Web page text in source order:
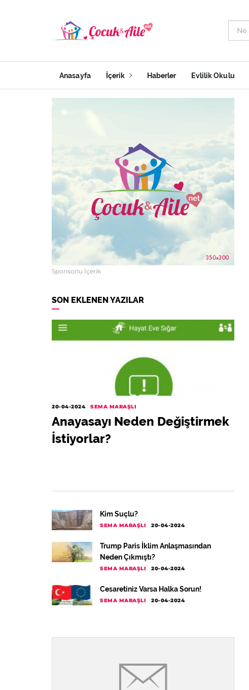
Anasayfa İçerik Haberler Evlilik Okulu
Sponsorlu İçerik
SON EKLENEN YAZILAR
20-04-2024 SEMA MARAŞLI
Anayasayı Neden Değiştirmek
İstiyorlar?
Kim Suçlu?
SEMA MARAŞLI 20-04-2024
Trump Paris İklim Anlaşmasından
Neden Çıkmıştı?
SEMA MARAŞLI 20-04-2024
Cesaretiniz Varsa Halka Sorun!
SEMA MARAŞLI 20-04-2024